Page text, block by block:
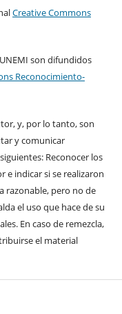
Creative Commons
son difundidos
Reconocimiento-
y, por lo tanto, son
y comunicar
Reconocer los
e indicar si se realizaron
razonable, pero no de
el uso que hace de su
En caso de remezcla,
el material